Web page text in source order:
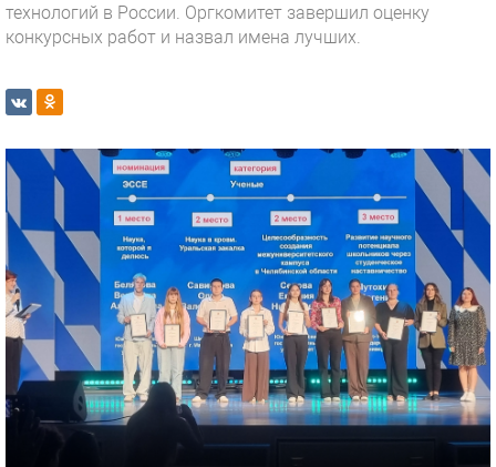
технологий в России. Оргкомитет завершил оценку
конкурсных работ и назвал имена лучших.